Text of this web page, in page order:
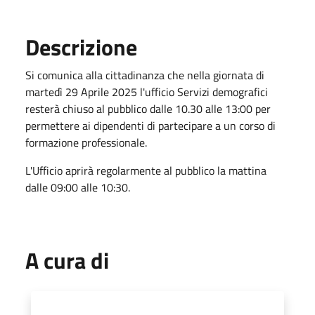
Descrizione
Si comunica alla cittadinanza che nella giornata di
martedì 29 Aprile 2025 l'ufficio Servizi demografici
resterà chiuso al pubblico dalle 10.30 alle 13:00 per
permettere ai dipendenti di partecipare a un corso di
formazione professionale.
L'Ufficio aprirà regolarmente al pubblico la mattina
dalle 09:00 alle 10:30.
A cura di